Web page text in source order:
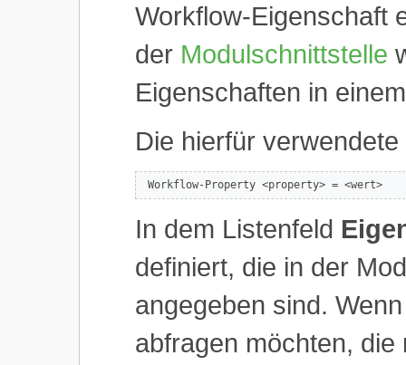
Workflow-Eigenschaft
der Modulschnittstelle
Eigenschaften in
Die hierfür
Workflow-Property <property> = <wert>
In dem Listenfeld
definiert, die in der
angegeben sind.
abfragen möchten,